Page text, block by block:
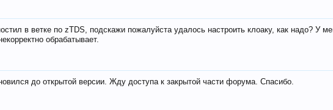
в ветке по zTDS, подскажи пожалуйста удалось настроить клоаку, как надо? У
обрабатывает.
до открытой версии. Жду доступа к закрытой части форума. Спасибо.